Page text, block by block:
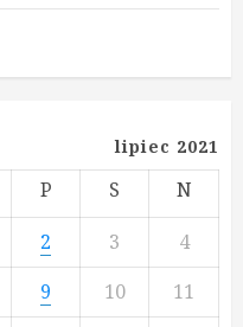
lipiec 2021
P S
N
2 3
4
9 10
11